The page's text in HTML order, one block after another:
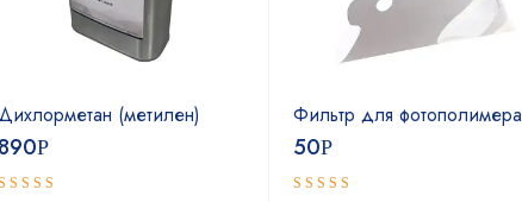
(метилен)
890Р
Фильтр для фотополимера
50Р